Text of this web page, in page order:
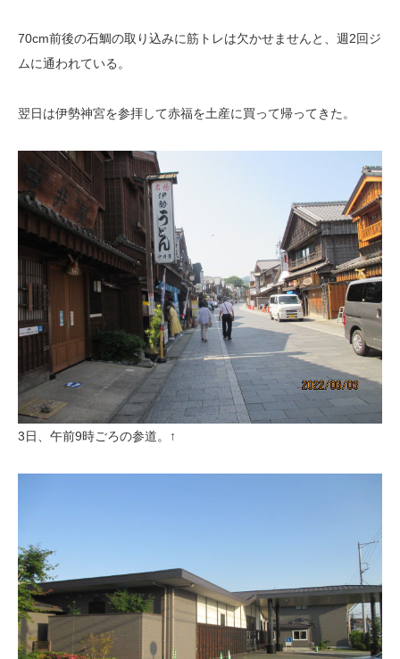
70cm前後の石鯛の取り込みに筋トレは欠かせませんと、週2回ジ
ムに通われている。
翌日は伊勢神宮を参拝して赤福を土産に買って帰ってきた。
3日、午前9時ごろの参道。↑